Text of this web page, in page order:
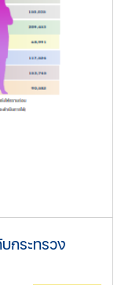
กระทรวง